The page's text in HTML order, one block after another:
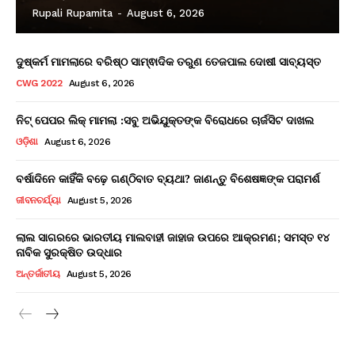
Rupali Rupamita - August 6, 2026
ଦୁଷ୍କର୍ମ ମାମଲାରେ ବରିଷ୍ଠ ସାମ୍ଵାଦିକ ତରୁଣ ତେଜପାଲ ଦୋଷୀ ସାବ୍ୟସ୍ତ
CWG 2022 August 6, 2026
ନିଟ୍ ପେପର ଲିକ୍ ମାମଲା :ସବୁ ଅଭିଯୁକ୍ତଙ୍କ ବିରୋଧରେ ଚାର୍ଜସିଟ ଦାଖଲ
ଓଡ଼ିଶା August 6, 2026
ବର୍ଷାଦିନେ କାହିଁକି ବଢ଼େ ଗଣ୍ଠିବାତ ବ୍ୟଥା? ଜାଣନ୍ତୁ ବିଶେଷଜ୍ଞଙ୍କ ପରାମର୍ଶ
ଜୀବନଚର୍ଯ୍ୟା August 5, 2026
ଲାଲ ସାଗରରେ ଭାରତୀୟ ମାଲବାହୀ ଜାହାଜ ଉପରେ ଆକ୍ରମଣ; ସମସ୍ତ ୧୪
ନାବିକ ସୁରକ୍ଷିତ ଉଦ୍ଧାର
ଅନ୍ତର୍ଜାତୀୟ August 5, 2026